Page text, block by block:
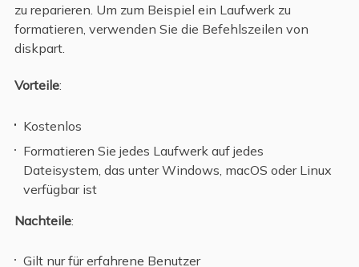
zu reparieren. Um zum Beispiel ein Laufwerk zu
formatieren, verwenden Sie die Befehlszeilen von
diskpart.
Vorteile:
Kostenlos
Formatieren Sie jedes Laufwerk auf jedes
Dateisystem, das unter Windows, macOS oder Linux
verfügbar ist
Nachteile:
Gilt nur für erfahrene Benutzer